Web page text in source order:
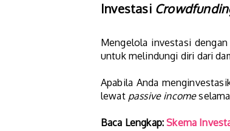
Investasi
Mengelola investasi
untuk melindungi diri dari
Apabila Anda
lewat passive income
Baca Lengkap:Skema